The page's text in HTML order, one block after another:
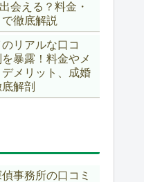
会える？料金・
徹底解説
リアルな口コ
を暴露！料金やメ
デメリット、成婚
解剖
偵事務所の口コミ